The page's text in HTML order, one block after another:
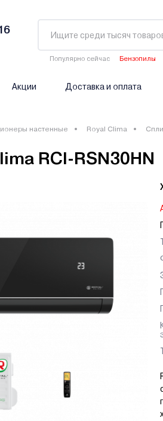
Популярно сейчас Бензопилы
Акции Доставка и оплата
настенные Royal Clima
RCI-RSN30HN